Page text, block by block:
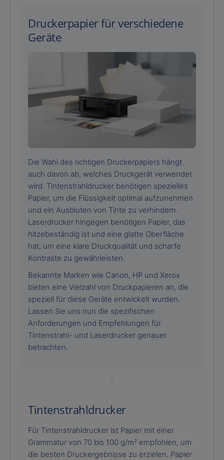
Druckerpapier für verschiedene
Geräte
Die Wahl des richtigen Druckerpapiers hängt
auch davon ab, welches Druckgerät verwendet
wird. Tintenstrahldrucker benötigen spezielles
Papier, um die Flüssigkeit optimal aufzunehmen
und ein Ausbluten von Tinte zu verhindern.
Laserdrucker hingegen benötigen Papier, das
hitzebeständig ist und eine glatte Oberfläche
hat, um eine klare Druckqualität und scharfe
Kontraste zu gewährleisten.
Bekannte Marken wie Canon, HP und Xerox
bieten eine Vielzahl von Druckpapieren an, die
speziell für diese Geräte entwickelt wurden.
Lassen Sie uns nun die spezifischen
Anforderungen und Empfehlungen für
Tintenstrahl- und Laserdrucker genauer
betrachten.
Tintenstrahldrucker
Für Tintenstrahldrucker ist Papier mit einer
Grammatur von 70 bis 100 g/m² empfohlen, um
die besten Druckergebnisse zu erzielen. Papier